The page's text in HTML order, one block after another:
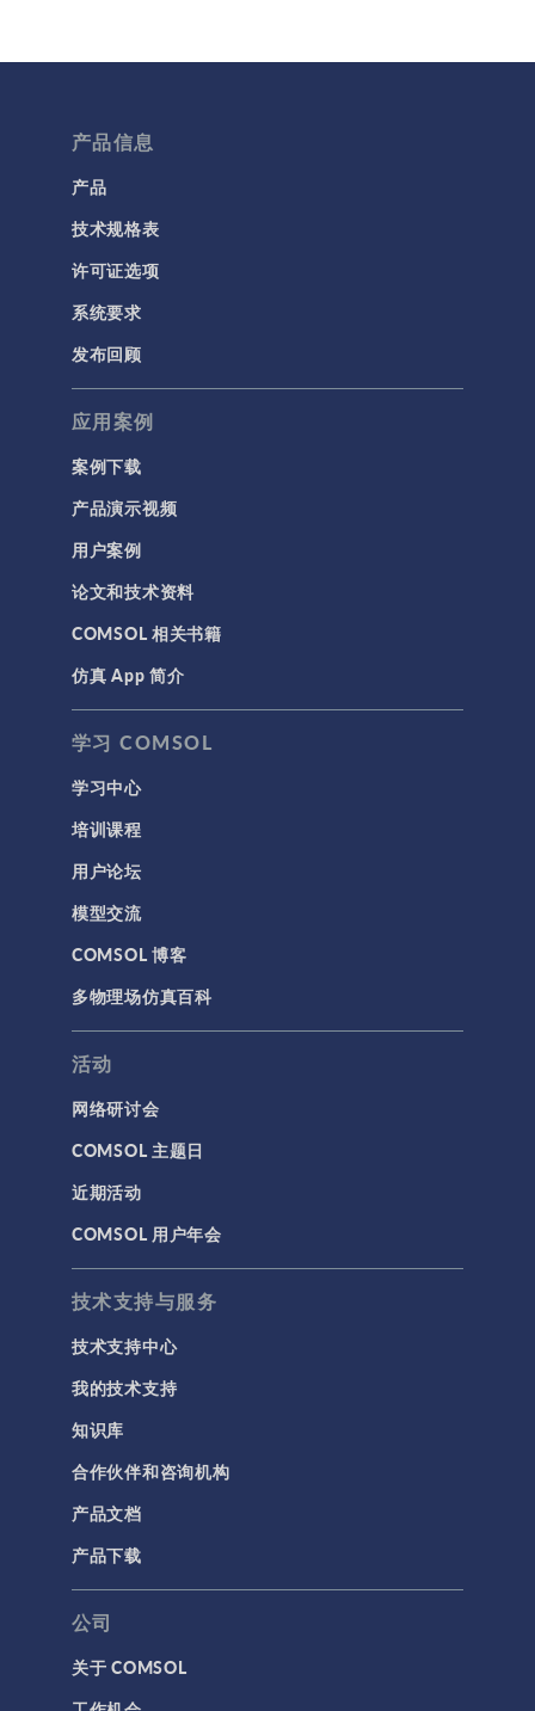
多孔介质流动
流体流动颗粒跟踪
电磁学
RF 与微波工程
低频电磁学
半导体器件
带电粒子追踪
波动光学
等离子体物理
科学新闻
结构 & 声学
MEMS & 压电器件
声学与振动
岩土力学
材料模型
结构力学
结构动力学
API
代理模型
仿真 App
基于方程建模
安装与许可证管理
建模工具和定义
材料
物理场接口
用户界面
研究与求解器
简介
结果与可视化
网格
集群计算和云计算
3D 打印
产品信息
产品
技术规格表
许可证选项
系统要求
发布回顾
应用案例
案例下载
产品演示视频
用户案例
论文和技术资料
COMSOL 相关书籍
仿真 App 简介
学习 COMSOL
学习中心
培训课程
用户论坛
模型交流
COMSOL 博客
多物理场仿真百科
活动
网络研讨会
COMSOL 主题日
近期活动
COMSOL 用户年会
技术支持与服务
技术支持中心
我的技术支持
知识库
合作伙伴和咨询机构
产品文档
产品下载
公司
关于 COMSOL